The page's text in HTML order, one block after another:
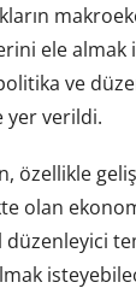
ele almak
ve
yer verildi.
özellikle
olan
düzenleyici